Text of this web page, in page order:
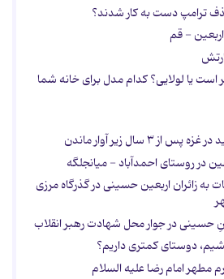
ترامپ دست به کار شدند؟
- قم
است یا لولایی؟ کدام مدل برای خانه شما
در روستای احمدآباد - میانجلگه
زائران اربعین حسینی در گذرگاه مرزی
حسینی در جوار محل شهادت رهبر انقلاب
دوستای کمتری داریم؟
مطهر امام رضا علیه السلام